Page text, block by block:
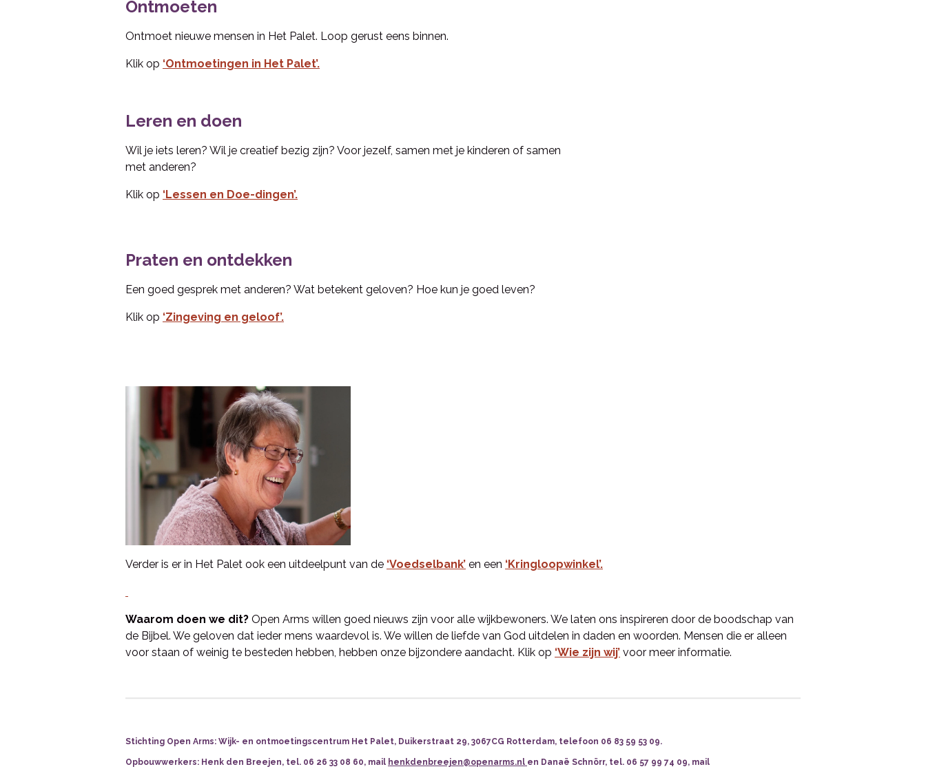
Ontmoeten
Ontmoet nieuwe mensen in Het Palet. Loop gerust eens binnen.
Klik op ‘Ontmoetingen in Het Palet’.
Leren en doen
Wil je iets leren? Wil je creatief bezig zijn? Voor jezelf, samen met je kinderen of samen
met anderen?
Klik op ‘Lessen en Doe-dingen’.
Praten en ontdekken
Een goed gesprek met anderen? Wat betekent geloven? Hoe kun je goed leven?
Klik op ‘Zingeving en geloof’.
Verder is er in Het Palet ook een uitdeelpunt van de ‘Voedselbank’ en een ‘Kringloopwinkel’.
Waarom doen we dit? Open Arms willen goed nieuws zijn voor alle wijkbewoners. We laten ons inspireren door de boodschap van
de Bijbel. We geloven dat ieder mens waardevol is. We willen de liefde van God uitdelen in daden en woorden. Mensen die er alleen
voor staan of weinig te besteden hebben, hebben onze bijzondere aandacht. Klik op ‘Wie zijn wij’ voor meer informatie.
Stichting Open Arms: Wijk- en ontmoetingscentrum Het Palet, Duikerstraat 29, 3067CG Rotterdam, telefoon 06 83 59 53 09.
Opbouwwerkers: Henk den Breejen, tel. 06 26 33 08 60, mail henkdenbreejen@openarms.nl en Danaë Schnörr, tel. 06 57 99 74 09, mail